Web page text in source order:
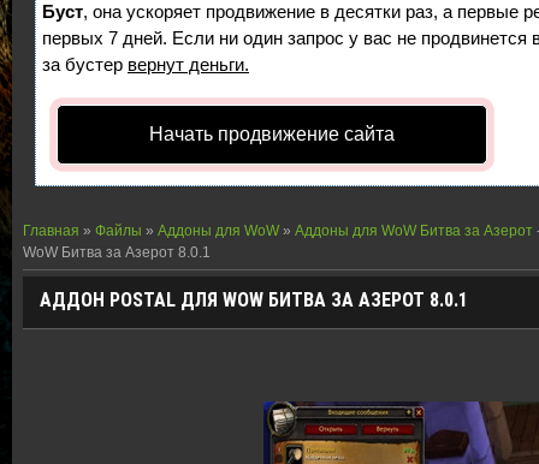
Буст, она ускоряет продвижение в десятки раз, а первые
первых 7 дней. Если ни один запрос у вас не продвинется
за бустер вернут деньги.
Начать продвижение сайта
Главная » Файлы » Аддоны для WoW » Аддоны для WoW Битва за Азерот
WoW Битва за Азерот 8.0.1
АДДОН POSTAL ДЛЯ WOW БИТВА ЗА АЗЕРОТ 8.0.1